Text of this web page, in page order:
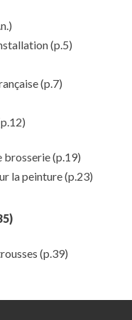
(p.5)
(p.7)
brosserie(p.19)
la peinture(p.23)
(p.39)